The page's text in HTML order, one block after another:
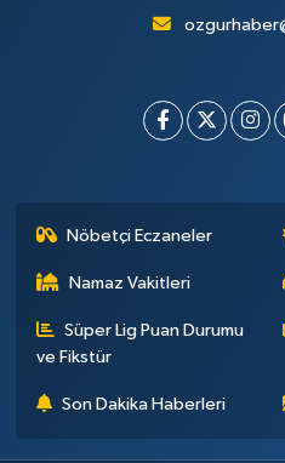
Nöbetçi Eczaneler
Namaz Vakitleri
Süper Lig Puan Durumu
ve Fikstür
Son Dakika Haberleri